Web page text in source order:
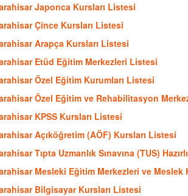
Japonca Kursları Listesi
Çince Kursları Listesi
Arapça Kursları Listesi
Etüd Eğitim Merkezleri Listesi
Özel Eğitim Kurumları Listesi
Özel Eğitim ve Rehabilitasyon
KPSS Kursları Listesi
Açıköğretim (AÖF) Kursları Listesi
Tıpta Uzmanlık Sınavına (TUS)
Mesleki Eğitim Merkezleri ve Meslek
Bilgisayar Kursları Listesi